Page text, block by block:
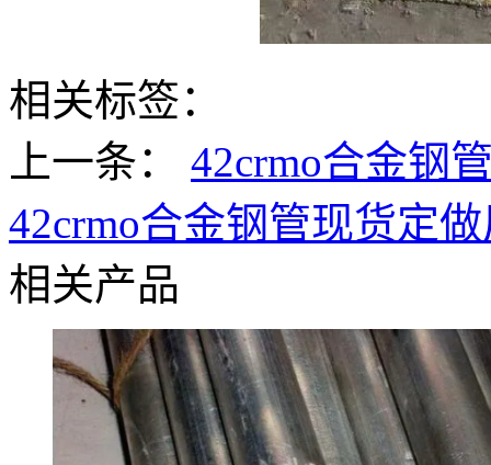
相关标签：
上一条： 42crmo合金钢
42crmo合金钢管现货定
相关产品